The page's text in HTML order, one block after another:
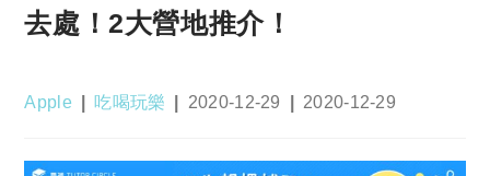
去處！2大營地推介！
Post
Apple
Post
吃喝玩樂
Post
2020-12-29
Post
2020-12-29